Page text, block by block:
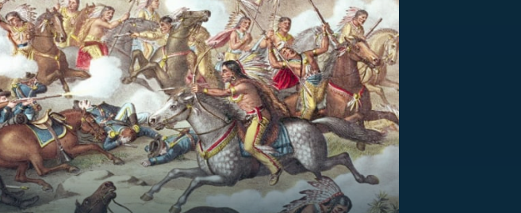
FILMY VERSUS
REALITA
HORORY VERSUS
REALITA
OPTICKÉ ILUZE A
KLAMY